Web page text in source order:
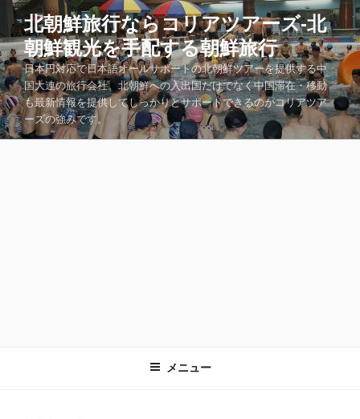
テ
ン
ツ
へ
ス
キ
北朝鮮旅行ならコリアツアーズ-北
朝鮮観光を手配する朝鮮旅行
日本円対応で日本語オールサポートの北朝鮮ツアーを提供する中
国大連の旅行会社。北朝鮮への入出国だけでなく中国滞在・移動
も最新情報を提供してしっかりとサポートできるのがコリアツア
ーズの強みです。
メニュー